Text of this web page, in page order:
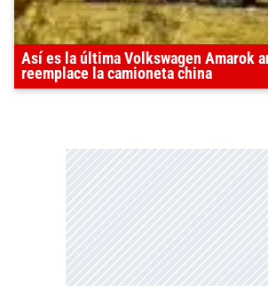
Así es la última Volkswagen Amarok
reemplace la camioneta china